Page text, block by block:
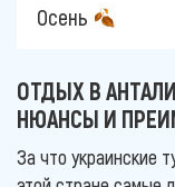
Осень
ОТДЫХ В
НЮАНСЫ И
За что украинские